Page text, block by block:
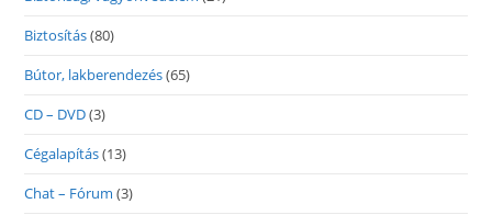
Biztosítás(80)
Bútor, lakberendezés(65)
CD – DVD(3)
Cégalapítás(13)
Chat – Fórum (3)